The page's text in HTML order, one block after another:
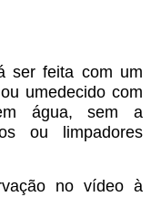
feita com um
umedecido com
água, sem a
ou limpadores
no vídeo à